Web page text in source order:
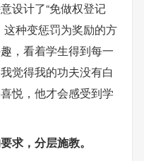
设计了“免做权登记
这种变惩罚为奖励的方
，看着学生得到每一
觉得我的功夫没有白
悦，他才会感受到学
求，分层施教。